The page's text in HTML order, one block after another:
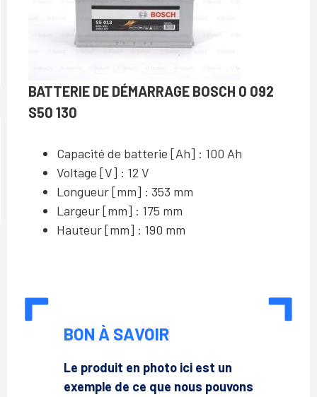
BATTERIE DE DÉMARRAGE BOSCH 0 092
S50 130
Capacité de batterie [Ah] : 100 Ah
Voltage [V] : 12 V
Longueur [mm] : 353 mm
Largeur [mm] : 175 mm
Hauteur [mm] : 190 mm
BON À SAVOIR
Le produit en photo ici est un
exemple de ce que nous pouvons